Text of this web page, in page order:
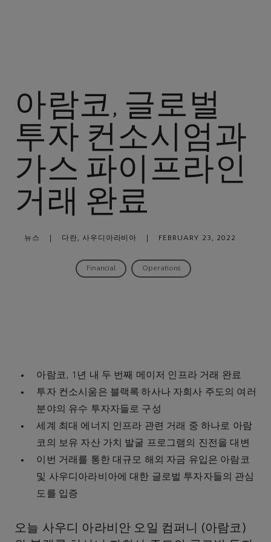
아람코, 글로벌
투자 컨소시엄과
가스 파이프라인
거래 완료
뉴스 다란, 사우디아라비아 FEBRUARY 23, 2022
Financial Operations
아람코, 1년 내 두 번째 메이저 인프라 거래 완료
투자 컨소시움은 블랙록·하사나 자회사 주도의 여러
분야의 유수 투자자들로 구성
세계 최대 에너지 인프라 관련 거래 중 하나로 아람
코의 보유 자산 가치 발굴 프로그램의 진전을 대변
이번 거래를 통한 대규모 해외 자금 유입은 아람코
및 사우디아라비아에 대한 글로벌 투자자들의 관심
도를 입증
오늘 사우디 아라비안 오일 컴퍼니 (아람코)